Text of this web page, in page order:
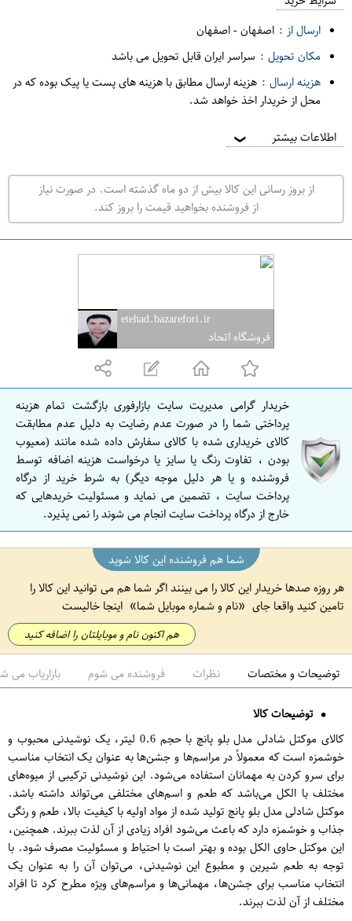
ف
ر
ت
ه
ر
ا
ص
ف
ه
ا
ص
ف
ه
ا
ن
ارسال از : اصفهان-اصفهان
مکان تحویل : سراسر ایران قابل تحویل می باشد
هزینه ارسال : هزینه ارسال مطابق با هزینه های پست یا پیک بوده که در
محل از خریدار اخذ خواهد شد.
اطلاعات بیشتر ❯
از بروز رسانی این کالا بیش از دو ماه گذشته است. در صورت نیاز
از فروشنده بخواهید قیمت را بروز کند.
etehad.bazarefori.ir
فروشگاه اتحاد
خریدار گرامی مدیریت سایت بازارفوری بازگشت تمام هزینه
پرداختی شما را در صورت عدم رضایت به دلیل عدم مطابقت
کالای خریداری شده با کالای سفارش داده شده مانند (معیوب
بودن ، تفاوت رنگ یا سایز یا درخواست هزینه اضافه توسط
فروشنده و یا هر دلیل موجه دیگر) به شرط خرید از درگاه
پرداخت سایت ، تضمین می نماید و مسئولیت خریدهایی که
خارج از درگاه پرداخت سایت انجام می شوند را نمی پذیرد.
شما هم فروشنده این کالا شوید
هر روزه صدها خریدار این کالا را می بینند اگر شما هم می توانید این کالا را
تامین کنید واقعا جای
نام و شماره موبایل شما اینجا خالیست
هم اکنون نام و موبایلتان را اضافه کنید
توضیحات و مختصات نظرات فروشنده می شوم بازاریاب می
توضیحات کالا
کالای موکتل شادلی مدل بلو پانچ با حجم 0.6 لیتر، یک نوشیدنی محبوب و
خوشمزه است که معمولاً در مراسم‌ها و جشن‌ها به عنوان یک انتخاب مناسب
برای سرو کردن به مهمانان استفاده می‌شود. این نوشیدنی ترکیبی از میوه‌های
مختلف با الکل می‌باشد که طعم و اسم‌های مختلفی می‌تواند داشته باشد.
موکتل شادلی مدل بلو پانچ تولید شده از مواد اولیه با کیفیت بالا، طعم و رنگی
جذاب و خوشمزه دارد که باعث می‌شود افراد زیادی از آن لذت ببرند. همچنین،
این موکتل حاوی الکل بوده و بهتر است با احتیاط و مسئولیت مصرف شود. با
توجه به طعم شیرین و مطبوع این نوشیدنی، می‌توان آن را به عنوان یک
انتخاب مناسب برای جشن‌ها، مهمانی‌ها و مراسم‌های ویژه مطرح کرد تا افراد
مختلف از آن لذت ببرند.